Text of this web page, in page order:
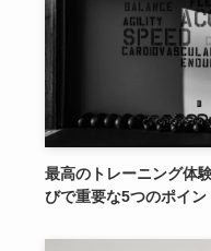
最高のトレーニング体
びで重要な5つのポイン